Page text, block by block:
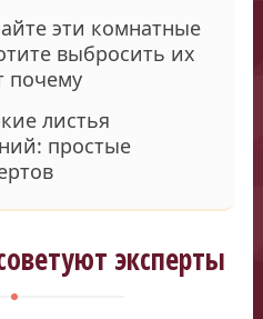
эти комнатные
выбросить их
почему
листья
простые
эксперты